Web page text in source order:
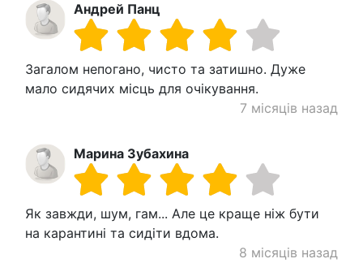
Андрей Панц
Загалом непогано, чисто та затишно. Дуже
мало сидячих місць для очікування.
7 місяців назад
Марина Зубахина
Як завжди, шум, гам... Але це краще ніж бути
на карантині та сидіти вдома.
8 місяців назад